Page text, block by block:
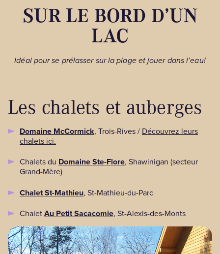
SUR LE BORD D’UN
LAC
Idéal pour se prélasser sur la plage et jouer dans l’eau!
Les chalets et auberges
Domaine McCormick, Trois-Rives / Découvrez leurs
chalets ici.
Chalets du Domaine Ste-Flore, Shawinigan (secteur
Grand-Mère)
Chalet St-Mathieu, St-Mathieu-du-Parc
ChaletAu Petit Sacacomie, St-Alexis-des-Monts